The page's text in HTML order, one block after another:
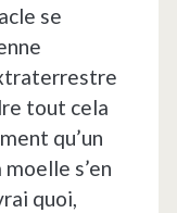
se
tout cela
qu’un
s’en
quoi,